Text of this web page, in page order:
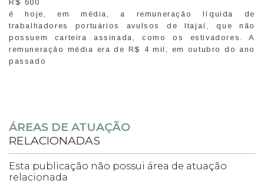
R$ 600
é hoje, em média, a remuneração líquida de
trabalhadores portuários avulsos de Itajaí, que não
possuem carteira assinada, como os estivadores. A
remuneração média era de R$ 4 mil, em outubro do ano
passado
ÁREAS DE ATUAÇÃO
RELACIONADAS
Esta publicação não possui área de atuação
relacionada